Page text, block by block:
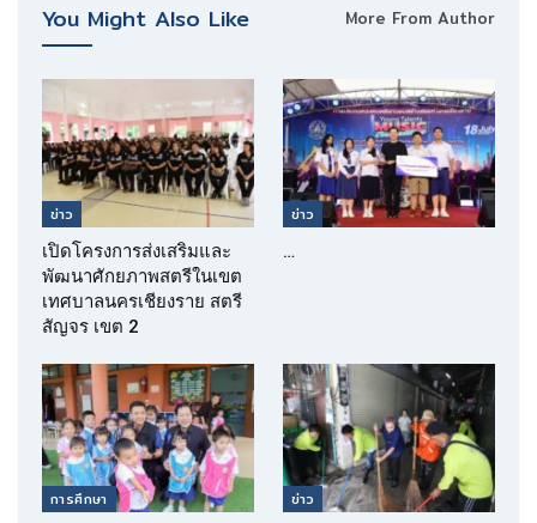
You Might Also Like More From Author
ข่าว
เปิดโครงการส่งเสริมและ
พัฒนาศักยภาพสตรีในเขต
เทศบาลนครเชียงราย สตรี
สัญจร เขต 2
ข่าว
…
การศึกษา
ข่าว